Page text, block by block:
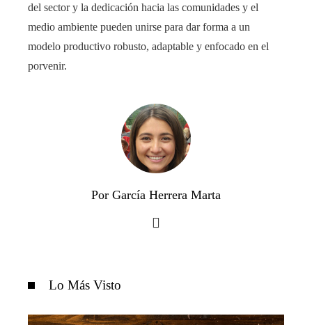
del sector y la dedicación hacia las comunidades y el
medio ambiente pueden unirse para dar forma a un
modelo productivo robusto, adaptable y enfocado en el
porvenir.
Por García Herrera Marta
Lo Más Visto